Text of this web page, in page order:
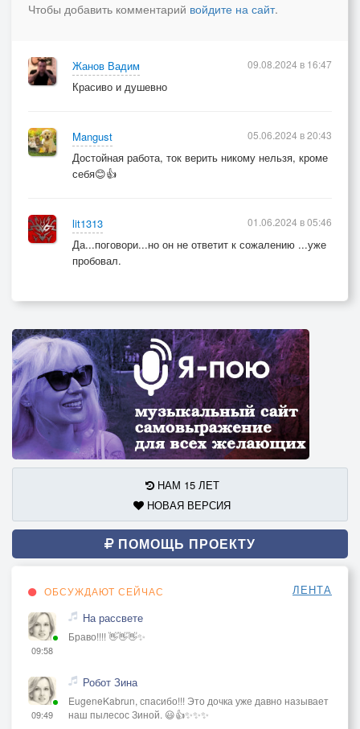
Чтобы добавить комментарий войдите на сайт.
Жанов Вадим
Красиво и душевно
09.08.2024 в 16:47
Mangust
Достойная работа, ток верить никому нельзя, кроме
себя😊👍
05.06.2024 в 20:43
lit1313
Да...поговори...но он не ответит к сожалению ...уже
пробовал.
01.06.2024 в 05:46
НАМ 15 ЛЕТ
НОВАЯ ВЕРСИЯ
ПОМОЩЬ ПРОЕКТУ
ОБСУЖДАЮТ СЕЙЧАС ЛЕНТА
09:58
На рассвете
Браво!!!! 👋👋👋✨
09:49
Робот Зина
EugeneKabrun, спасибо!!! Это дочка уже давно называет
наш пылесос Зиной. 😃👍✨✨✨